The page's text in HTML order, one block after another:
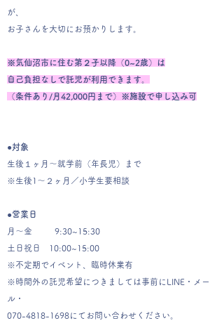
が、
お子さんを大切にお預かりします。
※気仙沼市に住む第２子以降（0~2歳）は
自己負担なしで託児が利用できます。
（条件あり/月42,000円まで）※施設で申し込み可
●対象
生後１ヶ月〜就学前（年長児）まで
※生後 ​1〜 ２ヶ月／小学生要相談
●営業日
月〜金 9:30~15:30
土日祝日 10:00~15:00
※不定期でイベント、臨時休業有
※時間外の託児希望につきましては事前にLINE・メー
ル・
070-4818-1698にてお問い合わせください。